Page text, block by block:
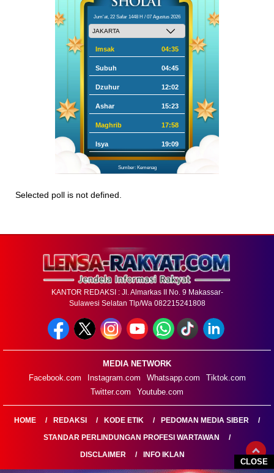
CLOSE
Jum'at, 22 Safar 1448 H / 07 Agustus 2026
Imsak 04:35
Subuh 04:45
Dzuhur 12:02
Ashar 15:23
Maghrib 17:58
Isya 19:09
Sumber: Kemenag
Selected poll is not defined.
KANTOR REDAKSI : Jl. Almarkas II No. 9 Makassar-
Sulawesi Selatan Tlp/Wa 082215241808
MEDIA NETWORK
Facebook.com
Instagram.com Whatsapp.com
Tiktok.com
Twitter.com
Youtube.com
HOME REDAKSI KODE ETIK
PEDOMAN MEDIA SIBER
STANDAR PERLINDUNGAN PROFESI WARTAWAN
DISCLAIMER
INFO IKLAN